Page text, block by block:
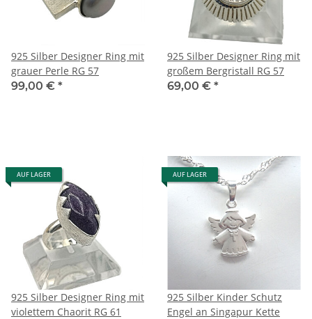
925 Silber Designer Ring mit
grauer Perle RG 57
99,00 € *
925 Silber Designer Ring mit
großem Bergristall RG 57
69,00 € *
AUF LAGER
925 Silber Designer Ring mit
violettem Chaorit RG 61
AUF LAGER
925 Silber Kinder Schutz
Engel an Singapur Kette